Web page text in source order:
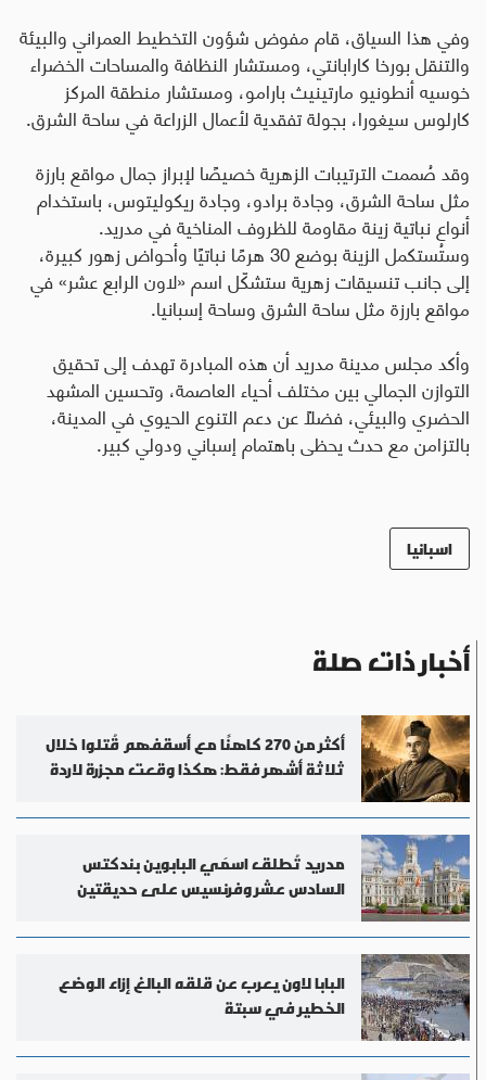
وفي هذا السياق، قام مفوض شؤون التخطيط العمراني والبيئة
والتنقل بورخا كارابانتي، ومستشار النظافة والمساحات الخضراء
خوسيه أنطونيو مارتينيث بارامو، ومستشار منطقة المركز
كارلوس سيغورا، بجولة تفقدية لأعمال الزراعة في ساحة الشرق.
وقد صُممت الترتيبات الزهرية خصيصًا لإبراز جمال مواقع بارزة
مثل ساحة الشرق، وجادة برادو، وجادة ريكوليتوس، باستخدام
أنواع نباتية زينة مقاومة للظروف المناخية في مدريد.
وستُستكمل الزينة بوضع 30 هرمًا نباتيًا وأحواض زهور كبيرة،
إلى جانب تنسيقات زهرية ستشكّل اسم «لاون الرابع عشر» في
مواقع بارزة مثل ساحة الشرق وساحة إسبانيا.
وأكد مجلس مدينة مدريد أن هذه المبادرة تهدف إلى تحقيق
التوازن الجمالي بين مختلف أحياء العاصمة، وتحسين المشهد
الحضري والبيئي، فضلًا عن دعم التنوع الحيوي في المدينة،
بالتزامن مع حدث يحظى باهتمام إسباني ودولي كبير.
اسبانيا
أخبار ذات صلة
أكثر من 270 كاهنًا مع أسقفهم قُتلوا خلال
ثلاثة أشهر فقط: هكذا وقعت مجزرة لاردة
مدريد تُطلق اسمَي البابوين بندكتس
السادس عشر وفرنسيس على حديقتين
البابا لاون يعرب عن قلقه البالغ إزاء الوضع
الخطير في سبتة